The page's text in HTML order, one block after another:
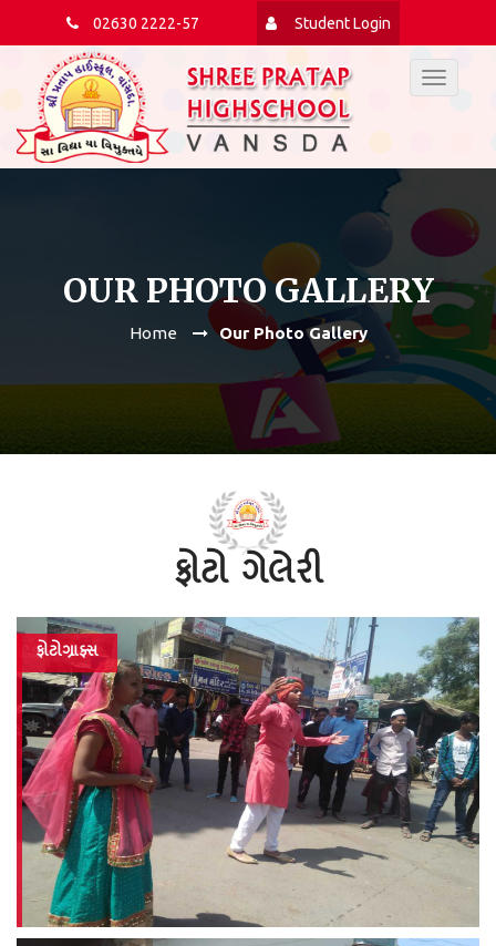
02630 2222-57 Student Login
Toggle
OUR PHOTO GALLERY
Home Our Photo Gallery
ફોટો ગેલેરી
ફોટોગ્રાફ્સ